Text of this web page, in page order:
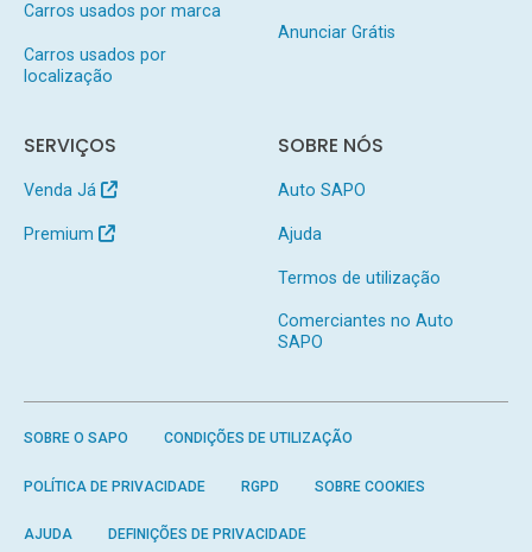
Carros usados por marca
Carros usados por
localização
Anunciar Grátis
SERVIÇOS
Venda Já
Premium
SOBRE NÓS
Auto SAPO
Ajuda
Termos de utilização
Comerciantes no Auto
SAPO
SOBRE O SAPO CONDIÇÕES DE UTILIZAÇÃO
POLÍTICA DE PRIVACIDADE RGPD SOBRE COOKIES
AJUDA DEFINIÇÕES DE PRIVACIDADE